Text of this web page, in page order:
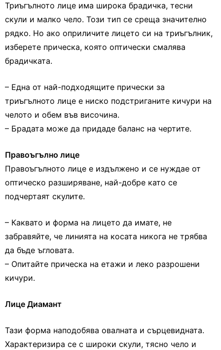
Триъгълното лице има широка брадичка, тесни
скули и малко чело. Този тип се среща значително
рядко. Но ако оприличите лицето си на триъгълник,
изберете прическа, която оптически смалява
брадичката.
– Една от най-подходящите прически за
триъгълното лице е ниско подстриганите кичури на
челото и обем във височина.
– Брадата може да придаде баланс на чертите.
Правоъгълно лице
Правоъгълното лице е издължено и се нуждае от
оптическо разширяване, най-добре като се
подчертаят скулите.
– Каквато и форма на лицето да имате, не
забравяйте, че линията на косата никога не трябва
да бъде ъгловата.
– Опитайте прическа на етажи и леко разрошени
кичури.
Лице Диамант
Тази форма наподобява овалната и сърцевидната.
Характеризира се с широки скули, тясно чело и